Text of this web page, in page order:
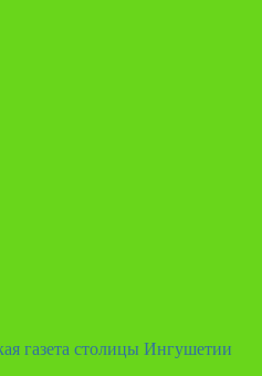
газета столицы Ингушетии